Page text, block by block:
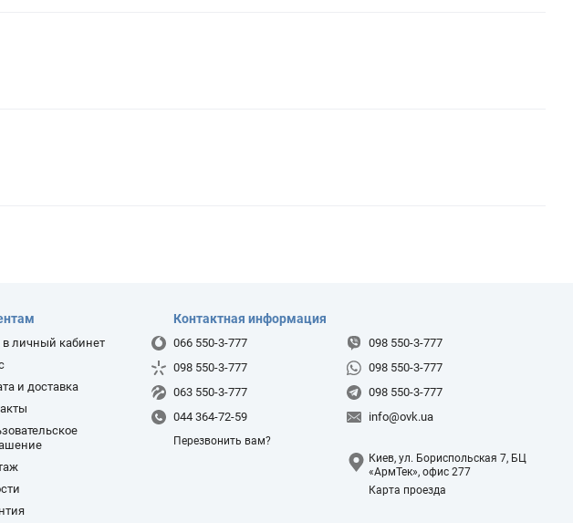
в личный кабинет
и доставка
Контактная информация
066 550-3-777
098 550-3-777
063 550-3-777
044 364-72-59
Перезвонить вам?
098 550-3-777
098 550-3-777
098 550-3-777
info@ovk.ua
Киев, ул. Бориспольская 7, БЦ
«АрмТек», офис 277
Карта проезда